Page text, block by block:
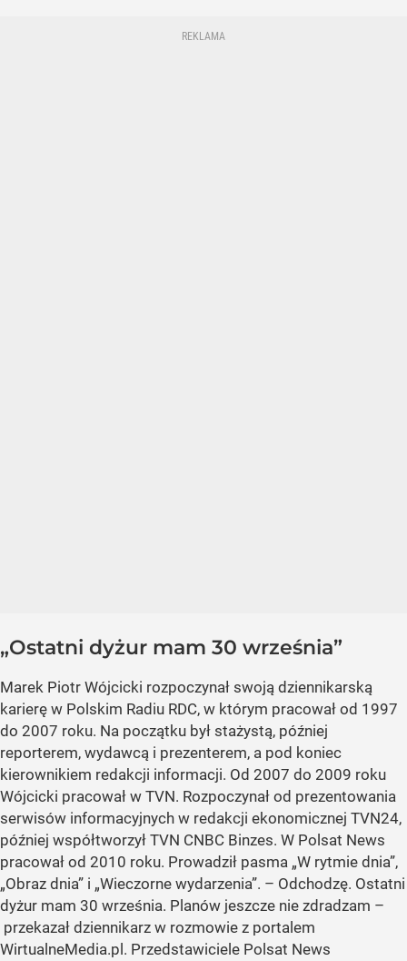
„Ostatni dyżur mam 30 września”
Marek Piotr Wójcicki rozpoczynał swoją dziennikarską
karierę w Polskim Radiu RDC, w którym pracował od 1997
do 2007 roku. Na początku był stażystą, później
reporterem, wydawcą i prezenterem, a pod koniec
kierownikiem redakcji informacji. Od 2007 do 2009 roku
Wójcicki pracował w TVN. Rozpoczynał od prezentowania
serwisów informacyjnych w redakcji ekonomicznej TVN24,
później współtworzył TVN CNBC Binzes. W Polsat News
pracował od 2010 roku. Prowadził pasma „W rytmie dnia”,
„Obraz dnia” i „Wieczorne wydarzenia”. – Odchodzę. Ostatni
dyżur mam 30 września. Planów jeszcze nie zdradzam –
przekazał dziennikarz w rozmowie z portalem
WirtualneMedia.pl. Przedstawiciele Polsat News